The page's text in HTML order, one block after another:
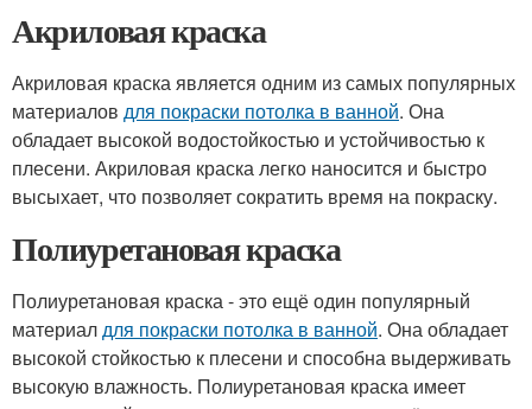
Акриловая краска
Акриловая краска является одним из самых популярных
материалов для покраски потолка в ванной. Она
обладает высокой водостойкостью и устойчивостью к
плесени. Акриловая краска легко наносится и быстро
высыхает, что позволяет сократить время на покраску.
Полиуретановая краска
Полиуретановая краска - это ещё один популярный
материалдля покраски потолка в ванной. Она обладает
высокой стойкостью к плесени и способна выдерживать
высокую влажность. Полиуретановая краска имеет